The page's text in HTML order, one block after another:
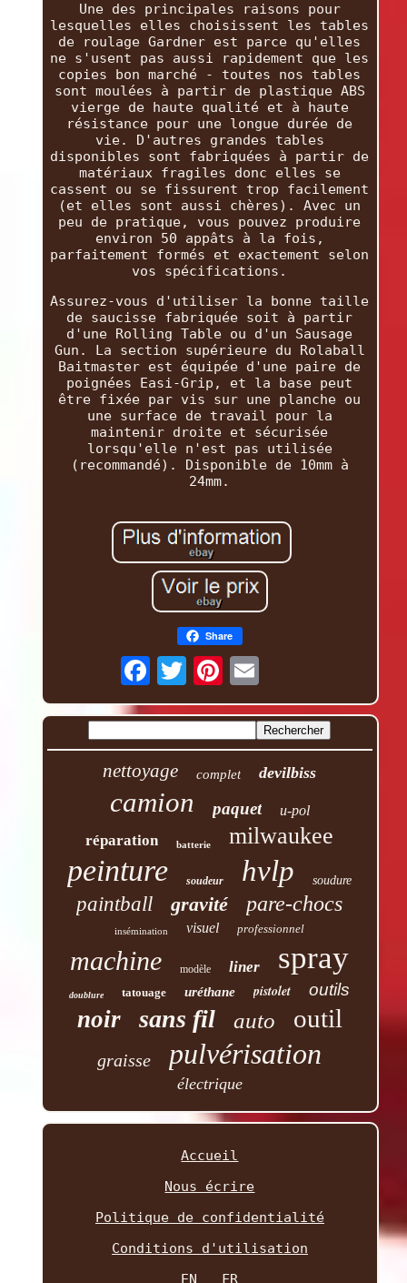
Une des principales raisons pour
lesquelles elles choisissent les tables
de roulage Gardner est parce qu'elles
ne s'usent pas aussi rapidement que les
copies bon marché - toutes nos tables
sont moulées à partir de plastique ABS
vierge de haute qualité et à haute
résistance pour une longue durée de
vie. D'autres grandes tables
disponibles sont fabriquées à partir de
matériaux fragiles donc elles se
cassent ou se fissurent trop facilement
(et elles sont aussi chères). Avec un
peu de pratique, vous pouvez produire
environ 50 appâts à la fois,
parfaitement formés et exactement selon
vos spécifications.
Assurez-vous d'utiliser la bonne taille
de saucisse fabriquée soit à partir
d'une Rolling Table ou d'un Sausage
Gun. La section supérieure du Rolaball
Baitmaster est équipée d'une paire de
poignées Easi-Grip, et la base peut
être fixée par vis sur une planche ou
une surface de travail pour la
maintenir droite et sécurisée
lorsqu'elle n'est pas utilisée
(recommandé). Disponible de 10mm à
24mm.
Share
nettoyage complet devilbiss
camion paquet u-pol
réparation batterie milwaukee
peinture soudeur hvlp soudure
paintball gravité pare-chocs
insémination visuel professionnel
machine modèle liner spray
doublure tatouage uréthane pistolet outils
noir sans fil auto outil
graisse pulvérisation
électrique
Accueil
Nous écrire
Politique de confidentialité
Conditions d'utilisation
EN
FR